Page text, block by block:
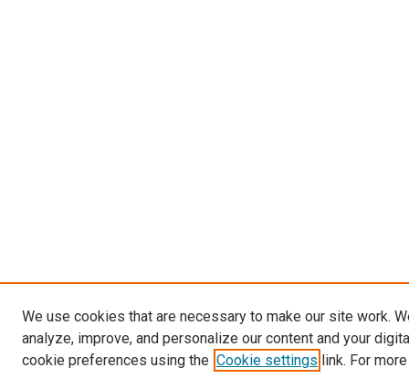
We use cookies that are necessary to make our site work.
analyze, improve, and personalize our content and your
cookie preferences using the Cookie settings link. For